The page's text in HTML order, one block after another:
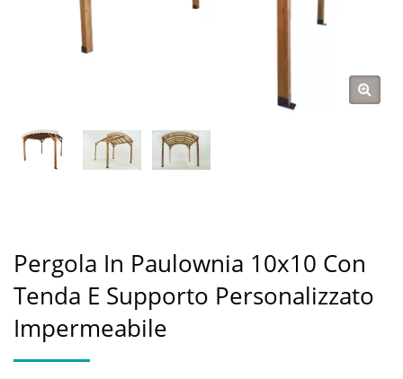
Pergola In Paulownia 10x10 Con
Tenda E Supporto Personalizzato
Impermeabile